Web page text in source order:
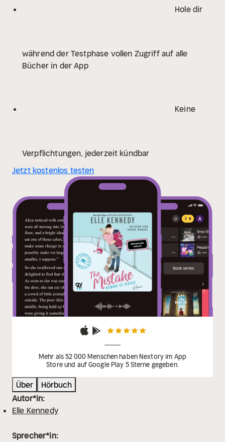
Hole dir
während der Testphase vollen Zugriff auf alle
Bücher in der App
Keine
Verpflichtungen, jederzeit kündbar
Jetzt kostenlos testen
Mehr als 52 000 Menschen haben Nextory im App
Store und auf Google Play 5 Sterne gegeben.
Über
Hörbuch
Autor*in:
Elle Kennedy
Sprecher*in: